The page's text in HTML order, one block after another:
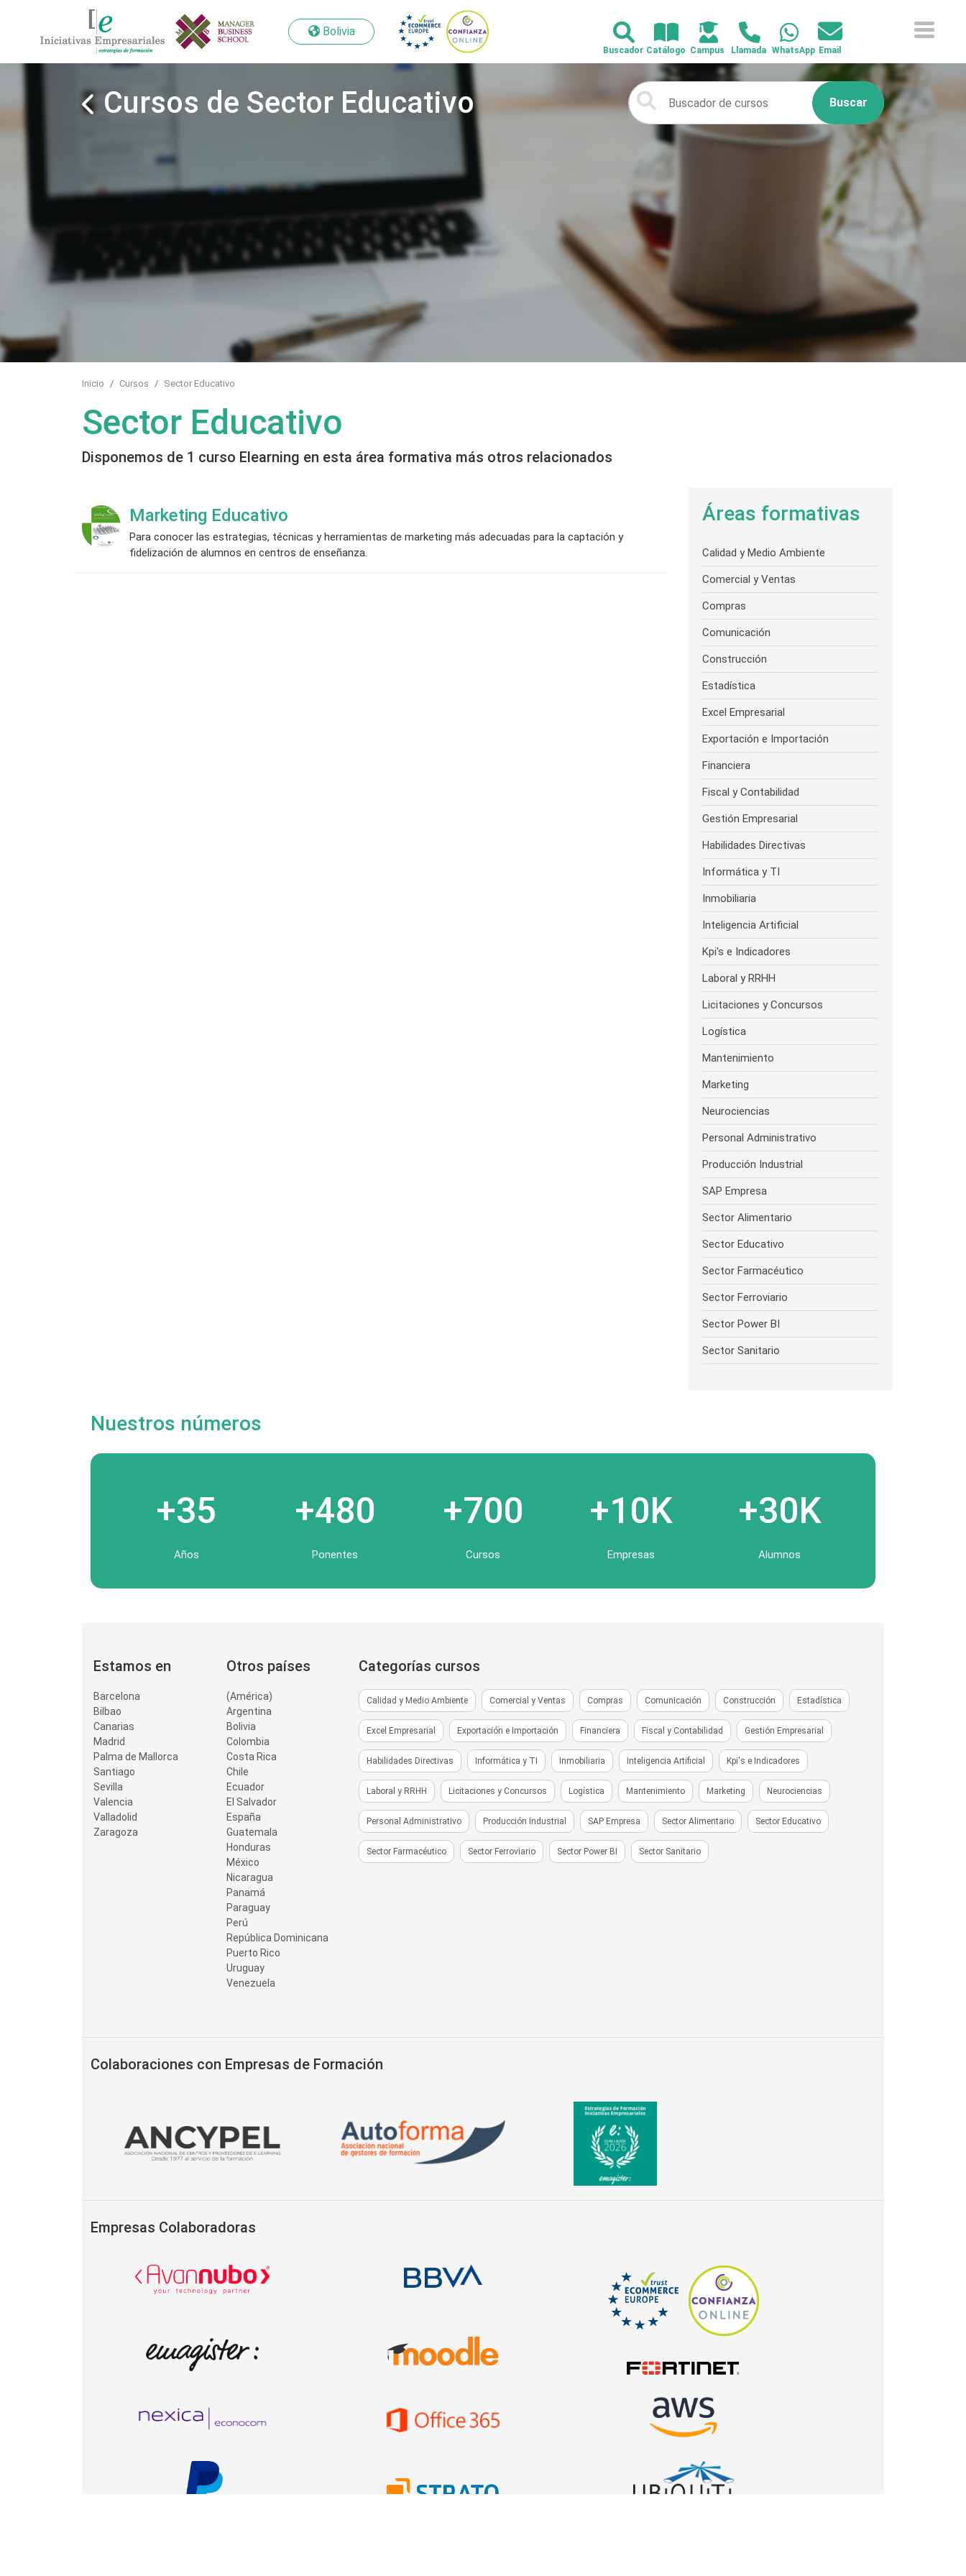
Bolivia
Bolivia
Cursos de Sector Educativo Buscar
Inicio Cursos Sector Educativo
Sector Educativo
Disponemos de 1 curso Elearning en esta área formativa más otros relacionados
Marketing Educativo
Para conocer las estrategias, técnicas y herramientas de marketing más adecuadas para la captación y
fidelización de alumnos en centros de enseñanza.
Áreas formativas
Calidad y Medio Ambiente
Comercial y Ventas
Compras
Comunicación
Construcción
Estadística
Excel Empresarial
Exportación e Importación
Financiera
Fiscal y Contabilidad
Gestión Empresarial
Habilidades Directivas
Informática y TI
Inmobiliaria
Inteligencia Artificial
Kpi's e Indicadores
Laboral y RRHH
Licitaciones y Concursos
Logística
Mantenimiento
Marketing
Neurociencias
Personal Administrativo
Producción Industrial
SAP Empresa
Sector Alimentario
Sector Educativo
Sector Farmacéutico
Sector Ferroviario
Sector Power BI
Sector Sanitario
Nuestros números
+35
Años
+480
Ponentes
+700
Cursos
+10K
Empresas
+30K
Alumnos
Estamos en
Barcelona
Bilbao
Canarias
Madrid
Palma de Mallorca
Santiago
Sevilla
Valencia
Valladolid
Zaragoza
Otros países
(América)
Argentina
Bolivia
Colombia
Costa Rica
Chile
Ecuador
El Salvador
España
Guatemala
Honduras
México
Nicaragua
Panamá
Paraguay
Perú
República Dominicana
Puerto Rico
Uruguay
Venezuela
Categorías cursos
Calidad y Medio Ambiente Comercial y Ventas Compras Comunicación Construcción Estadística
Excel Empresarial Exportación e Importación Financiera Fiscal y Contabilidad Gestión Empresarial
Habilidades Directivas Informática y TI Inmobiliaria Inteligencia Artificial Kpi's e Indicadores
Laboral y RRHH Licitaciones y Concursos Logística Mantenimiento Marketing Neurociencias
Personal Administrativo Producción Industrial SAP Empresa Sector Alimentario Sector Educativo
Sector Farmacéutico Sector Ferroviario Sector Power BI Sector Sanitario
Colaboraciones con Empresas de Formación
Empresas Colaboradoras